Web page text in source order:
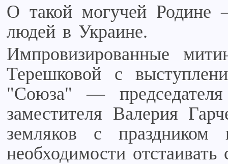
О такой могучей Родине
людей в Украине.
Импровизированные
Терешковой с
"Союза" —
заместителя Валерия
земляков с
необходимости